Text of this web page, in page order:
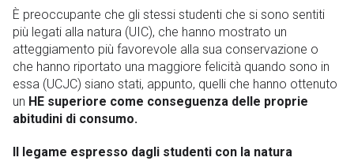
È preoccupante che gli stessi studenti che si sono sentiti
più legati alla natura (UIC), che hanno mostrato un
atteggiamento più favorevole alla sua conservazione o
che hanno riportato una maggiore felicità quando sono in
essa (UCJC) siano stati, appunto, quelli che hanno ottenuto
un HE superiore come conseguenza delle proprie
abitudini di consumo.
Il legame espresso dagli studenti con la natura